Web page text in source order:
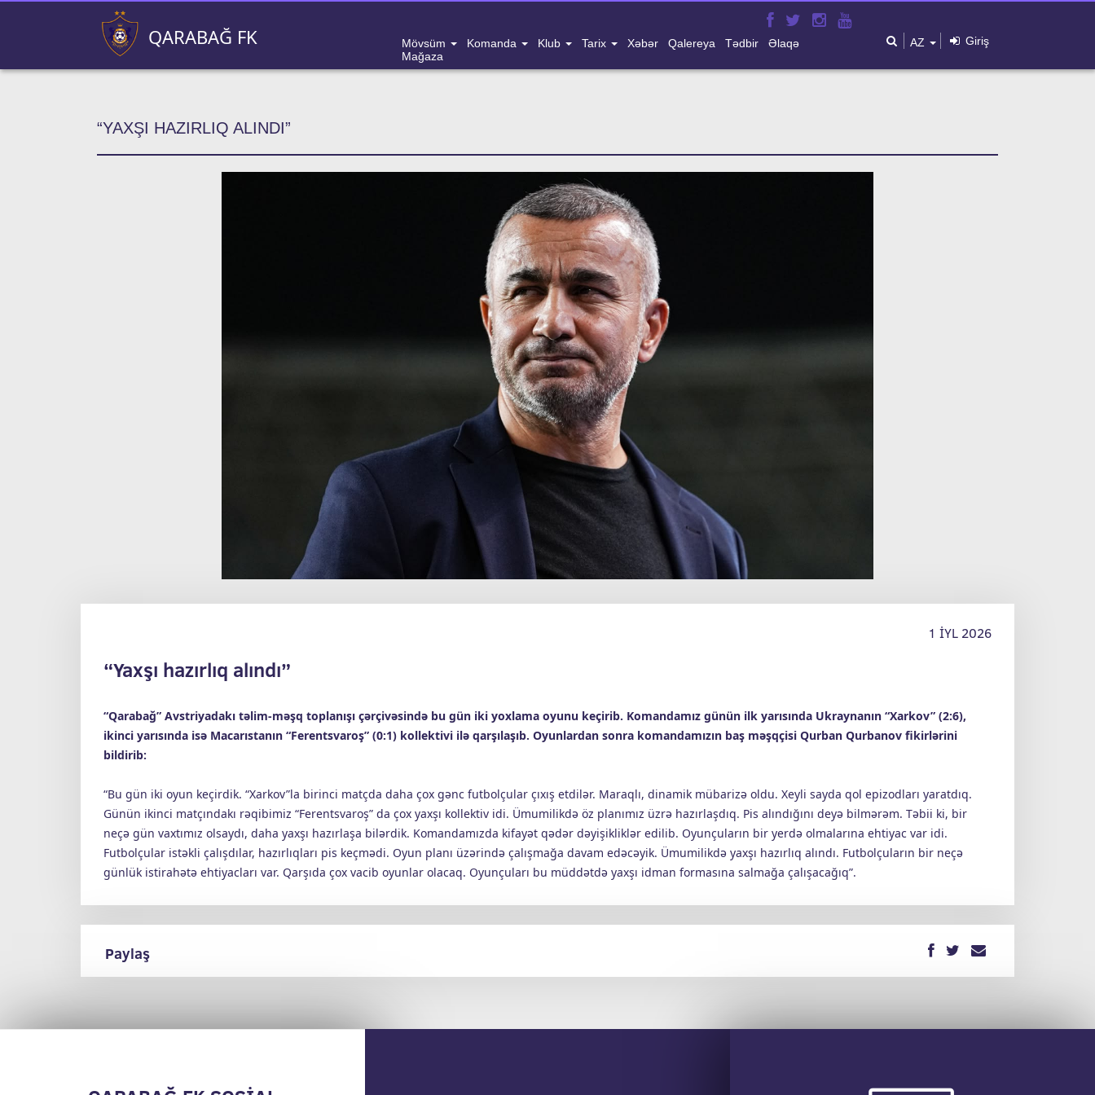
QARABAĞ FK Mövsüm Komanda Klub Tarix Xəbər Qalereya Tədbir
Əlaqə
Mağaza
AZ Giriş
“YAXŞI HAZIRLIQ ALINDI”
1 İYL 2026
“Yaxşı hazırlıq alındı”
“Qarabağ” Avstriyadakı təlim-məşq toplanışı çərçivəsində bu gün iki yoxlama oyunu keçirib. Komandamız günün ilk yarısında Ukraynanın “Xarkov” (2:6),
ikinci yarısında isə Macarıstanın “Ferentsvaroş” (0:1) kollektivi ilə qarşılaşıb. Oyunlardan sonra komandamızın baş məşqçisi Qurban Qurbanov fikirlərini
bildirib:
“Bu gün iki oyun keçirdik. “Xarkov”la birinci matçda daha çox gənc futbolçular çıxış etdilər. Maraqlı, dinamik mübarizə oldu. Xeyli sayda qol epizodları yaratdıq.
Günün ikinci matçındakı rəqibimiz “Ferentsvaroş” da çox yaxşı kollektiv idi. Ümumilikdə öz planımız üzrə hazırlaşdıq. Pis alındığını deyə bilmərəm. Təbii ki, bir
neçə gün vaxtımız olsaydı, daha yaxşı hazırlaşa bilərdik. Komandamızda kifayət qədər dəyişikliklər edilib. Oyunçuların bir yerdə olmalarına ehtiyac var idi.
Futbolçular istəkli çalışdılar, hazırlıqları pis keçmədi. Oyun planı üzərində çalışmağa davam edəcəyik. Ümumilikdə yaxşı hazırlıq alındı. Futbolçuların bir neçə
günlük istirahətə ehtiyacları var. Qarşıda çox vacib oyunlar olacaq. Oyunçuları bu müddətdə yaxşı idman formasına salmağa çalışacağıq”.
Paylaş